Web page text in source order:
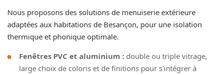
Nous proposons des solutions de menuiserie extérieure
adaptées aux habitations de Besançon, pour une isolation
thermique et phonique optimale.
Fenêtres PVC et aluminium : double ou triple vitrage,
large choix de coloris et de finitions pour s'intégrer à